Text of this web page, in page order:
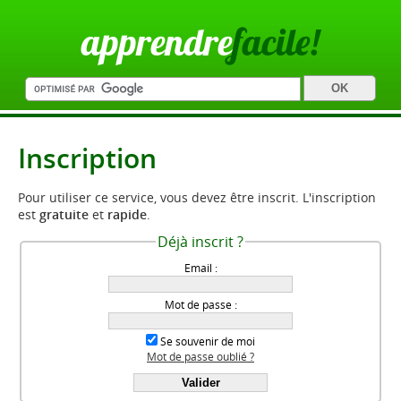
apprendrefacile!
Inscription
Pour utiliser ce service, vous devez être inscrit. L'inscription
est gratuite et rapide.
Déjà inscrit ?
Email :
Mot de passe :
Se souvenir de moi
Mot de passe oublié ?